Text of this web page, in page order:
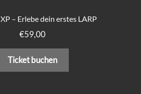
– Erlebe dein erstes LARP
€59,00
Ticket buchen